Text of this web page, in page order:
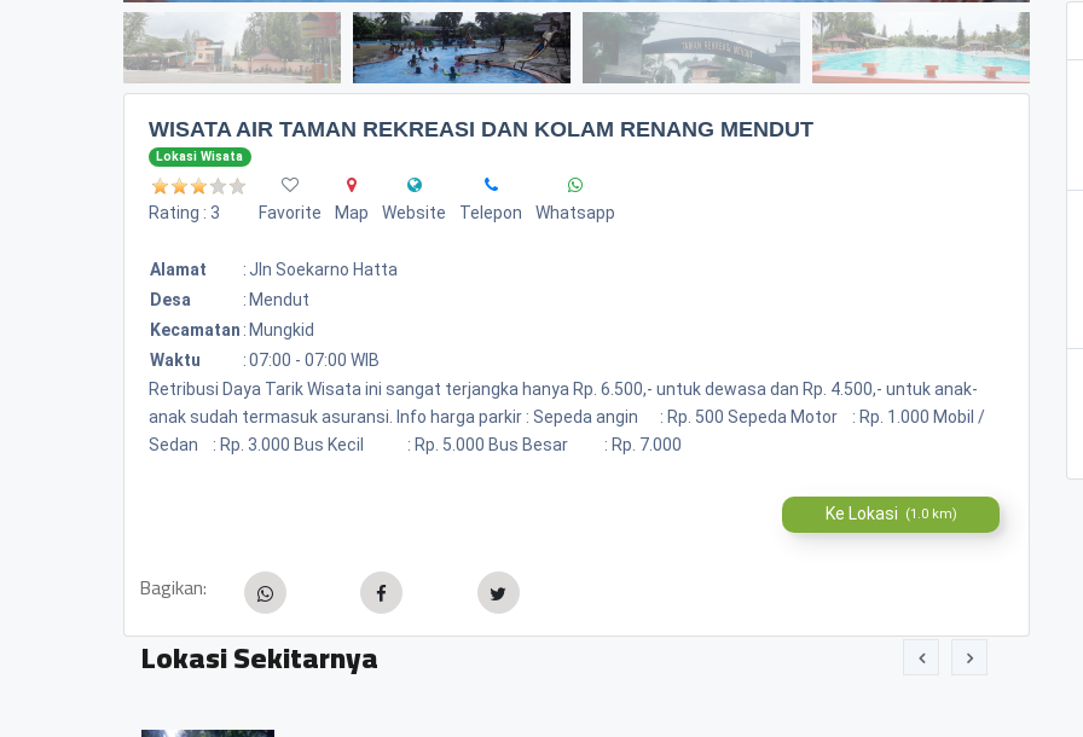
WISATA AIR TAMAN REKREASI DAN KOLAM RENANG MENDUT
Lokasi Wisata
Rating : 3 Favorite Map Website Telepon Whatsapp
Alamat : Jln Soekarno Hatta
Desa
: Mendut
Kecamatan : Mungkid
Waktu
:07:00 - 07:00 WIB
Retribusi Daya Tarik Wisata ini sangat terjangka hanya Rp. 6.500,- untuk dewasa dan Rp. 4.500,- untuk anak-
anak sudah termasuk asuransi. Info harga parkir : Sepeda angin : Rp. 500 Sepeda Motor : Rp. 1.000 Mobil /
Sedan : Rp. 3.000 Bus Kecil : Rp. 5.000 Bus Besar : Rp. 7.000
Ke Lokasi (1.0 km)
Bagikan:
Lokasi Sekitarnya